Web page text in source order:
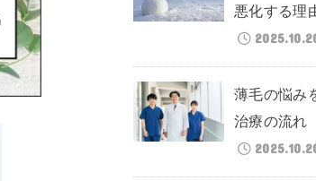
悪化する理
薄毛の悩み
治療の流れ